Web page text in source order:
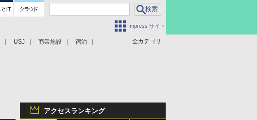
Impress サイト
全カテゴリ
USJ 商業施設 宿泊
アクセスランキング